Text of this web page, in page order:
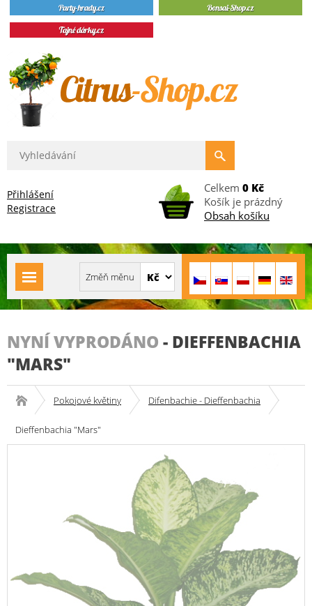
Přihlášení
Registrace
Celkem 0 Kč
Košík je prázdný
Obsah košíku
NYNÍ VYPRODÁNO - DIEFFENBACHIA
"MARS"
Pokojové květiny Difenbachie - Dieffenbachia
Dieffenbachia "Mars"